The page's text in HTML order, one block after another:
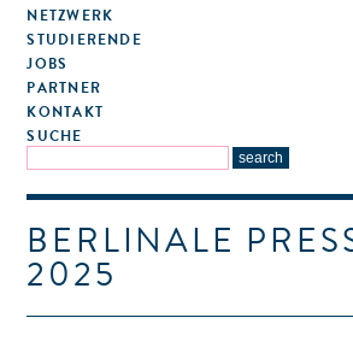
NETZWERK
STUDIERENDE
JOBS
PARTNER
KONTAKT
SUCHE
BERLINALE
2025